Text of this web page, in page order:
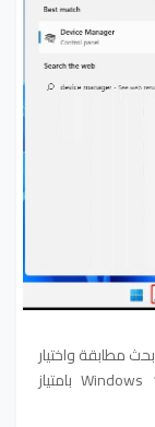
مطابقة واختيار
تشغيل كمسؤول لفتح Windows 11 Device Manager بامتياز